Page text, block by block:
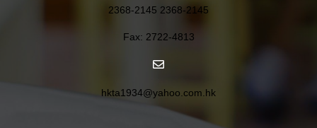
2368-2145 2368-2145
Fax: 2722-4813
hkta1934@yahoo.com.hk